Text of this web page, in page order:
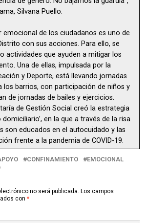
Silvana Puello.
emocional de los ciudadanos es uno de
con sus acciones. Para ello, se
actividades que ayuden a mitigar los
Una de ellas, impulsada por la
y Deporte, está llevando jornadas
los barrios, con participación de niños y
de jornadas de bailes y ejercicios.
de Gestión Social creó la estrategia
en la que a través de la risa
son educados en el autocuidado y las
frente a la pandemia de COVID-19.
CONFINAMIENTO
EMOCIONAL
no será publicada. Los campos
con *